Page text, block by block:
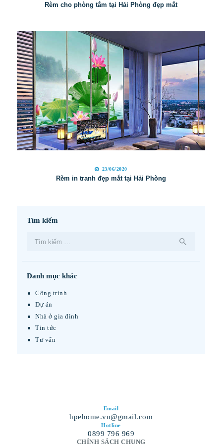
Rèm cho phòng tắm tại Hải Phòng đẹp mắt
23/06/2020
Rèm in tranh đẹp mắt tại Hải Phòng
Tìm kiếm
kiếm
Danh mục khác
Công trình
Dự án
Nhà ở gia đình
Tin tức
Tư vấn
Email
hpehome.vn@gmail.com
Hotline
0899 796 969
CHÍNH SÁCH CHUNG